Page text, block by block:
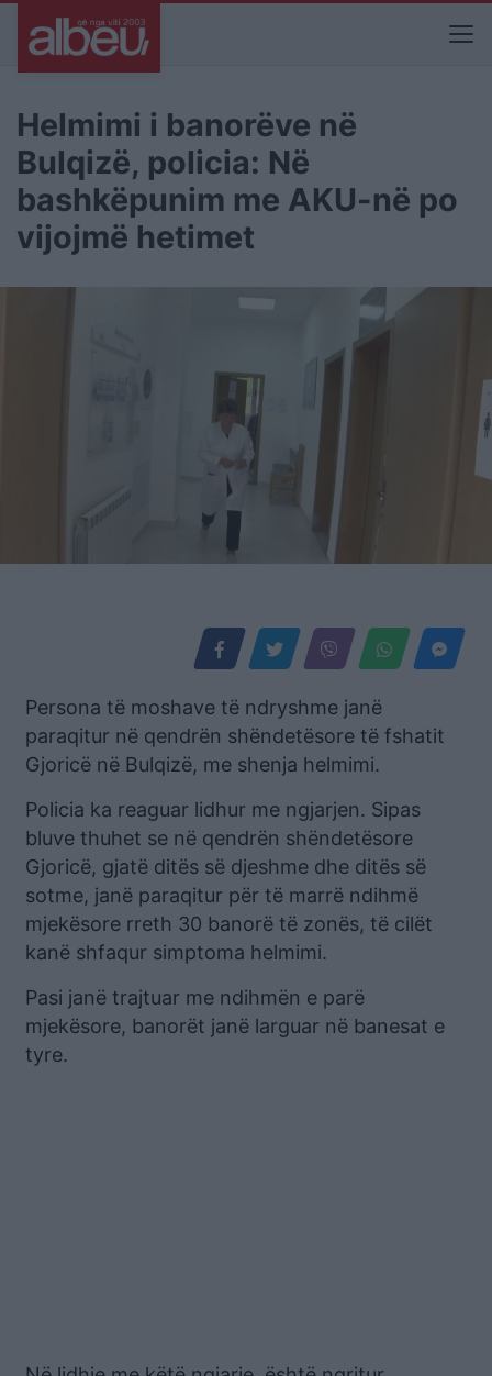
Helmimi i banorëve në
Bulqizë, policia: Në
bashkëpunim me AKU-në po
vijojmë hetimet
Persona të moshave të ndryshme janë
paraqitur në qendrën shëndetësore të fshatit
Gjoricë në Bulqizë, me shenja helmimi.
Policia ka reaguar lidhur me ngjarjen. Sipas
bluve thuhet se në qendrën shëndetësore
Gjoricë, gjatë ditës së djeshme dhe ditës së
sotme, janë paraqitur për të marrë ndihmë
mjekësore rreth 30 banorë të zonës, të cilët
kanë shfaqur simptoma helmimi.
Pasi janë trajtuar me ndihmën e parë
mjekësore, banorët janë larguar në banesat e
tyre.